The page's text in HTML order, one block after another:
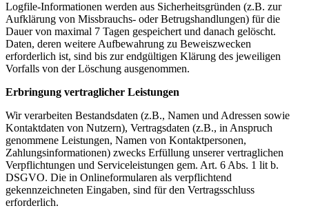
Logfile-Informationen werden aus Sicherheitsgründen (z.B. zur
Aufklärung von Missbrauchs- oder Betrugshandlungen) für die
Dauer von maximal 7 Tagen gespeichert und danach gelöscht.
Daten, deren weitere Aufbewahrung zu Beweiszwecken
erforderlich ist, sind bis zur endgültigen Klärung des jeweiligen
Vorfalls von der Löschung ausgenommen.
Erbringung vertraglicher Leistungen
Wir verarbeiten Bestandsdaten (z.B., Namen und Adressen sowie
Kontaktdaten von Nutzern), Vertragsdaten (z.B., in Anspruch
genommene Leistungen, Namen von Kontaktpersonen,
Zahlungsinformationen) zwecks Erfüllung unserer vertraglichen
Verpflichtungen und Serviceleistungen gem. Art. 6 Abs. 1 lit b.
DSGVO. Die in Onlineformularen als verpflichtend
gekennzeichneten Eingaben, sind für den Vertragsschluss
erforderlich.